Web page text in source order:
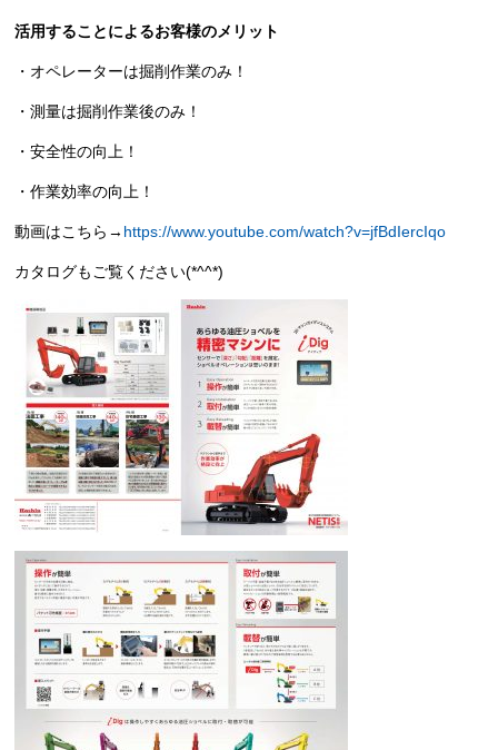
活用することによるお客様のメリット
・オペレーターは掘削作業のみ！
・測量は掘削作業後のみ！
・安全性の向上！
・作業効率の向上！
動画はこちら→ https://www.youtube.com/watch?v=jfBdIercIqo
カタログもご覧ください(*^^*)